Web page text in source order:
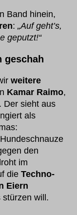
Band hinein,
:„Auf geht’s,
geputzt!“
geschah
weitere
Kamar Raimo,
Der sieht aus
als
den
im
dieTechno-
Eiern
stürzen will.